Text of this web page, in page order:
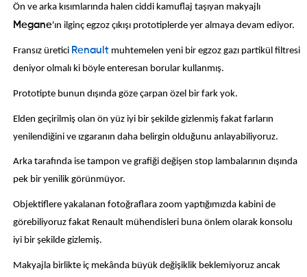
Ön ve arka kısımlarında halen ciddi kamuflaj taşıyan makyajlı
Megane'ın ilginç egzoz çıkışı prototiplerde yer almaya devam ediyor.
Fransız üretici Renault muhtemelen yeni bir egzoz gazı partikül filtresi
deniyor olmalı ki böyle enteresan borular kullanmış.
Prototipte bunun dışında göze çarpan özel bir fark yok.
Elden geçirilmiş olan ön yüz iyi bir şekilde gizlenmiş fakat farların
yenilendiğini ve ızgaranın daha belirgin olduğunu anlayabiliyoruz.
Arka tarafında ise tampon ve grafiği değişen stop lambalarının dışında
pek bir yenilik görünmüyor.
Objektiflere yakalanan fotoğraflara zoom yaptığımızda kabini de
görebiliyoruz fakat Renault mühendisleri buna önlem olarak konsolu
iyi bir şekilde gizlemiş.
Makyajla birlikte iç mekânda büyük değişiklik beklemiyoruz ancak